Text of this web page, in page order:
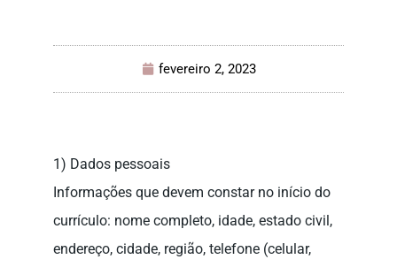
fevereiro 2, 2023
1) Dados pessoais
Informações que devem constar no início do
currículo: nome completo, idade, estado civil,
endereço, cidade, região, telefone (celular,